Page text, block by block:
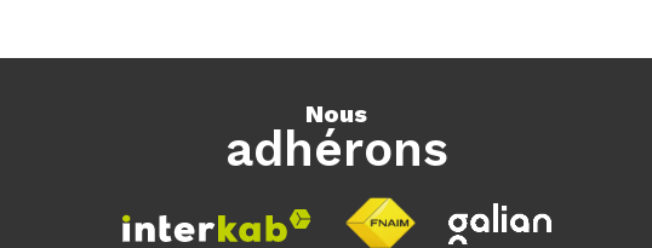
nous
adhérons